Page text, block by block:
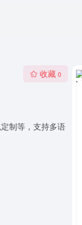
收藏 0
制等，支持多语